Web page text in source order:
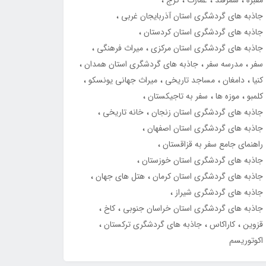
جاذبه های گردشگری استان آذربایجان غربی
جاذبه های گردشگری استان کردستان
جاذبه های گردشگری استان مرکزی میراث فرهنگی
سفر مدرسه سفر جاذبه های گردشگری استان همدان
کنیا دامغان مساجد تاریخی میراث جهانی یونسکو
کلمبو موزه ها سفر به تاجیکستان
جاذبه های گردشگری استان زنجان خانه تاریخی
جاذبه های گردشگری استان اصفهان
راهنمای جامع سفر به قزاقستان
جاذبه های گردشگری استان خوزستان
جاذبه های گردشگری استان کرمان هتل های جهان
جاذبه های گردشگری شیراز
جاذبه های گردشگری استان خراسان جنوبی کاخ
قزوین کاراکاس جاذبه های گردشگری ترکستان
اکوتوریسم